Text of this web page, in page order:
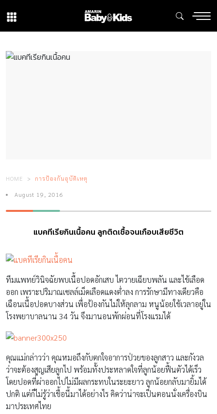
HOME การป้องกันอุบัติเหตุ
August 19, 2016
แบคทีเรียกินเนื้อคน ลูกติดเชื้อจนเกือบเสียชีวิต
ทีมแพทย์วินิจฉัยพบเนื้อปอดอักเสบ ไตวายเฉียบพลัน และไข้เลือด
ออก เพราะปริมาณเซลล์เม็ดเลือดแดงต่ำลง การรักษามีทางเดียวคือ
เฉือนเนื้อปอดบางส่วน เพื่อป้องกันไม่ให้ลุกลาม หนูน้อยใช้เวลาอยู่ใน
โรงพยาบาลนาน 34 วัน จึงมานอนพักผ่อนที่โรงแรมได้
คุณแม่กล่าวว่า คุณหมอถึงกับตกใจอาการป่วยของลูกสาว และกังวล
ว่าจะต้องสูญเสียลูกไป พร้อมทั้งประหลาดใจที่ลูกน้อยฟื้นตัวได้เร็ว
โดยปอดที่ผ่าออกไปไม่มีผลกระทบในระยะยาว ลูกน้อยกลับมายิ้มได้
ปกติ แต่ก็ไม่รู้ว่าเชื้อนี้มาได้อย่างไร คิดว่าน่าจะเป็นตอนนั่งเครื่องบิน
มาประเทศไทย